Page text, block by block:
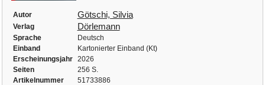
Autor Götschi, Silvia
Verlag Dörlemann
Sprache
Deutsch
Einband
Kartonierter Einband (Kt)
Erscheinungsjahr
2026
Seiten
256 S.
Artikelnummer
51733886